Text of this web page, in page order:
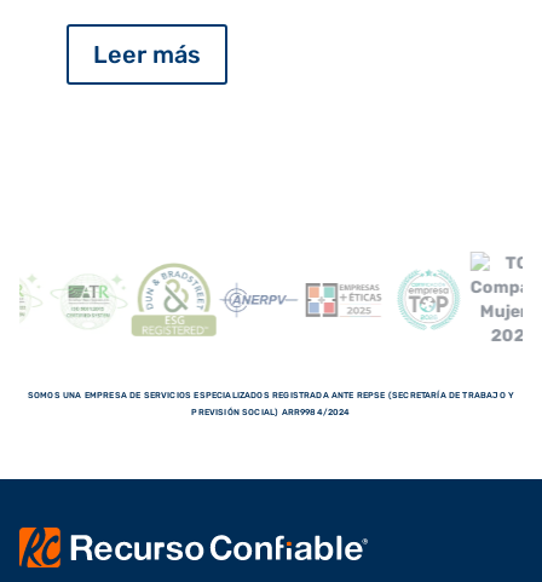
Leer más
SOMOS UNA EMPRESA DE SERVICIOS ESPECIALIZADOS REGISTRADA ANTE REPSE (SECRETARÍA DE TRABAJO Y
PREVISIÓN SOCIAL) ARR9984/2024